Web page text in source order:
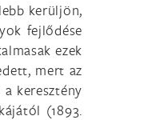
kerüljön,
fejlődése
ezek
mert az
keresztény
(1893.